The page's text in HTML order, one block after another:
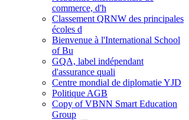
commerce, d'h
Classement QRNW des principales
écoles d
Bienvenue à l'International School
of Bu
GQA, label indépendant
d'assurance quali
Centre mondial de diplomatie YJD
Politique AGB
Copy of VBNN Smart Education
Group